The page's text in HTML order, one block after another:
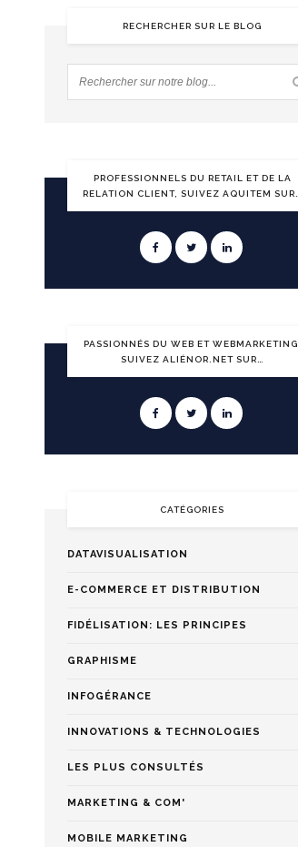
RECHERCHER SUR LE BLOG
PROFESSIONNELS DU RETAIL ET DE LA
RELATION CLIENT, SUIVEZ AQUITEM SUR…
PASSIONNÉS DU WEB ET WEBMARKETING,
SUIVEZ ALIÉNOR.NET SUR…
CATÉGORIES
DATAVISUALISATION
E-COMMERCE ET DISTRIBUTION
FIDÉLISATION: LES PRINCIPES
GRAPHISME
INFOGÉRANCE
INNOVATIONS & TECHNOLOGIES
LES PLUS CONSULTÉS
MARKETING & COM'
MOBILE MARKETING